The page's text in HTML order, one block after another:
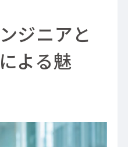
ジニアと
よる魅